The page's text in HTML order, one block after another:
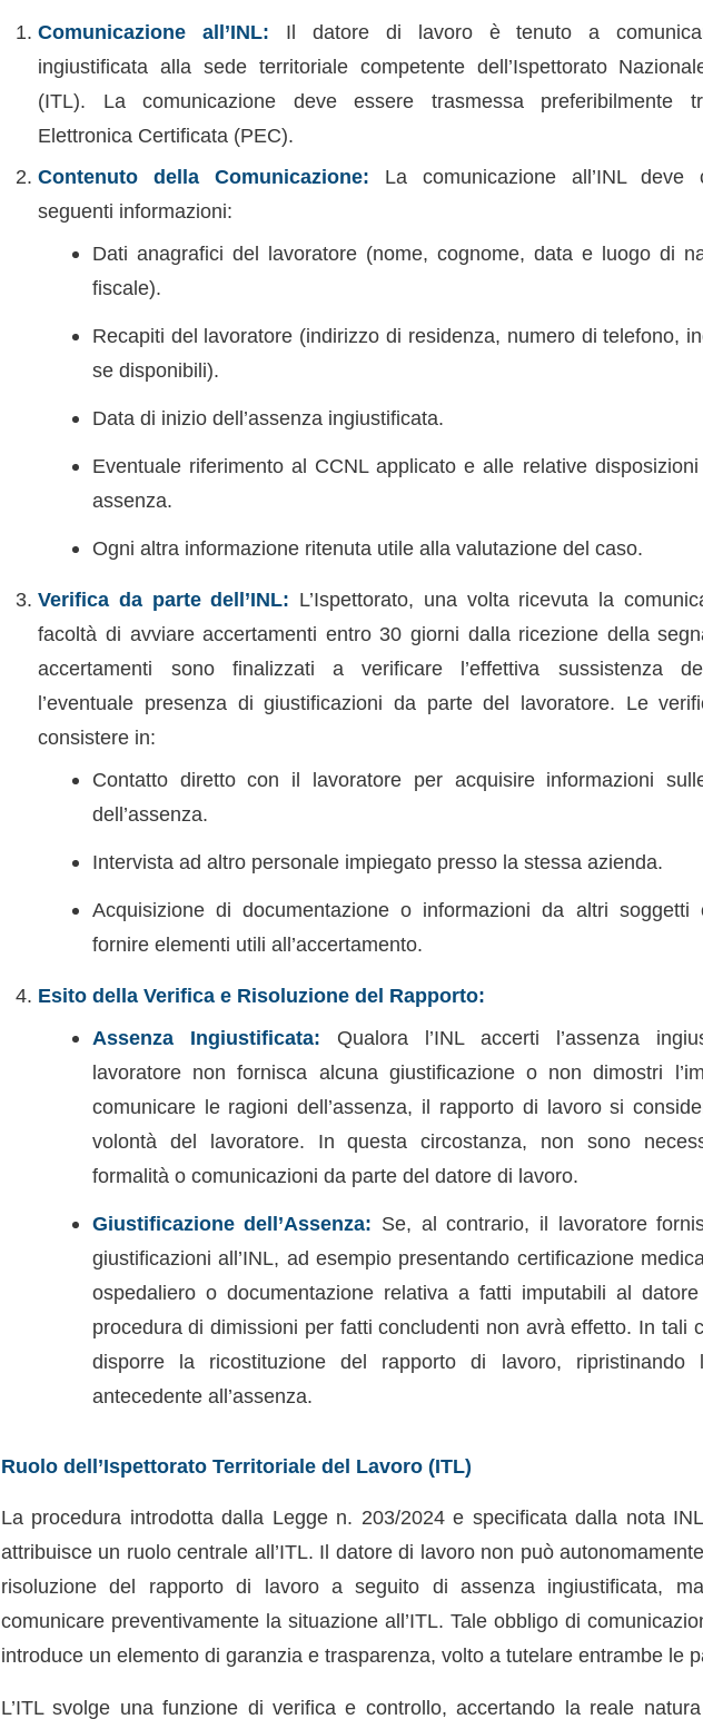
Comunicazione all’INL: Il datore di lavoro è tenuto a
ingiustificata alla sede territoriale competente dell’Ispettorato
(ITL). La comunicazione deve essere trasmessa preferibilmente
Elettronica Certificata (PEC).
Contenuto della Comunicazione: La comunicazione all’INL deve
seguenti informazioni:
Dati anagrafici del lavoratore (nome, cognome, data e luogo di
fiscale).
Recapiti del lavoratore (indirizzo di residenza, numero di telefono,
se disponibili).
Data di inizio dell’assenza ingiustificata.
Eventuale riferimento al CCNL applicato e alle relative
assenza.
Ogni altra informazione ritenuta utile alla valutazione del caso.
Verifica da parte dell’INL: L’Ispettorato, una volta ricevuta la
facoltà di avviare accertamenti entro 30 giorni dalla ricezione della
accertamenti sono finalizzati a verificare l’effettiva sussistenza
l’eventuale presenza di giustificazioni da parte del lavoratore. Le
consistere in:
Contatto diretto con il lavoratore per acquisire informazioni
dell’assenza.
Intervista ad altro personale impiegato presso la stessa azienda.
Acquisizione di documentazione o informazioni da altri soggetti
fornire elementi utili all’accertamento.
Esito della Verifica e Risoluzione del Rapporto:
Assenza Ingiustificata: Qualora l’INL accerti l’assenza
lavoratore non fornisca alcuna giustificazione o non dimostri
comunicare le ragioni dell’assenza, il rapporto di lavoro si
volontà del lavoratore. In questa circostanza, non sono
formalità o comunicazioni da parte del datore di lavoro.
Giustificazione dell’Assenza: Se, al contrario, il lavoratore
giustificazioni all’INL, ad esempio presentando certificazione
ospedaliero o documentazione relativa a fatti imputabili al
procedura di dimissioni per fatti concludenti non avrà effetto. In tali
disporre la ricostituzione del rapporto di lavoro, ripristinando
antecedente all’assenza.
Ruolo dell’Ispettorato Territoriale del Lavoro (ITL)
La procedura introdotta dalla Legge n. 203/2024 e specificata dalla nota
attribuisce un ruolo centrale all’ITL. Il datore di lavoro non può
risoluzione del rapporto di lavoro a seguito di assenza ingiustificata,
comunicare preventivamente la situazione all’ITL. Tale obbligo di
introduce un elemento di garanzia e trasparenza, volto a tutelare entrambe le
L’ITL svolge una funzione di verifica e controllo, accertando la reale natura